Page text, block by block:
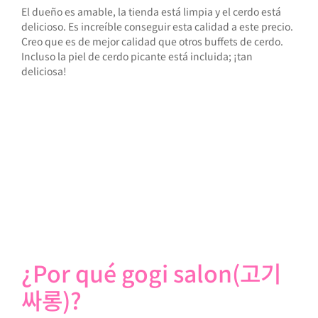
El dueño es amable, la tienda está limpia y el cerdo está
delicioso. Es increíble conseguir esta calidad a este precio.
Creo que es de mejor calidad que otros buffets de cerdo.
Incluso la piel de cerdo picante está incluida; ¡tan
deliciosa!
¿Por qué gogi salon(고기
싸롱)?